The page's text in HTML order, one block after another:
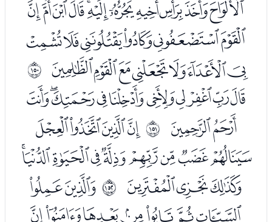
ﭣﭤﭥﭦﭧﭨﭩﭪﭫﭬﭭ
ﭮﭯﭰﭱﭲﭳ
ﭴﭵﭶﭷﭸﭹﭺ ﲕ
ﭼﭽﭾﭿﮀﮁﮂﮃﮄﮅ
ﮆﮇ ﲖﮉﮊﮋﮌ
ﮍﮎﮏﮐﮑﮒﮓﮔﮕ
ﮖﮗﮘ ﲗ ﮚﮛ